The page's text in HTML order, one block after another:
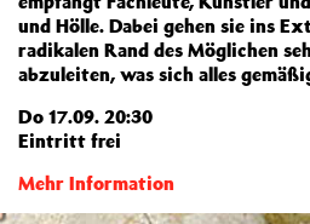
und Hölle. Dabei gehen sie ins
radikalen Rand des Möglichen
abzuleiten, was sich alles
Do 17.09. 20:30
Eintritt frei
Mehr Information